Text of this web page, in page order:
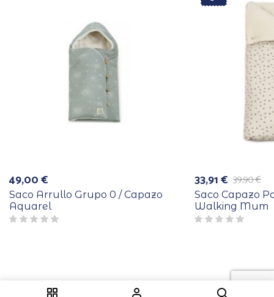
49,00€
Saco Arrullo Grupo 0 / Capazo
Aquarel
39,90€
El
precio
original
era:
39,90 €.
33,91€
El
precio
actual
es:
33,91 €.
Saco Capazo
Walking Mum